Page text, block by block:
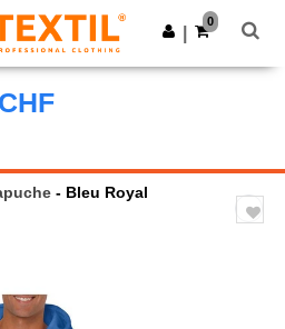
!
Obtenir l'appli
0
- Bleu Royal